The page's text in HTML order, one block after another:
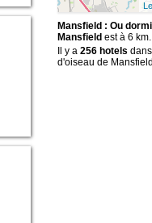
Mansfield : Ou
Mansfield est à 6 km.
Il y a 256 hotels
d'oiseau de